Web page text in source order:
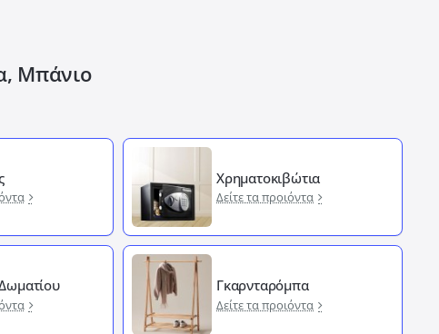
Μπάνιο
Χρηματοκιβώτια
Δείτε τα προιόντα
Γκαρνταρόμπα
Δείτε τα προιόντα